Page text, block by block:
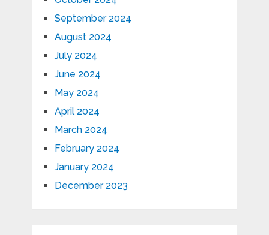
September 2024
August 2024
July 2024
June 2024
May 2024
April 2024
March 2024
February 2024
January 2024
December 2023